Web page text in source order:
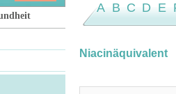
A B C D E
Niacinäquivalent